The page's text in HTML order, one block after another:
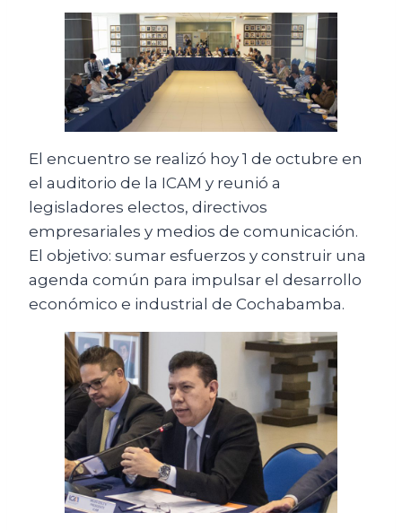
El encuentro se realizó hoy 1 de octubre en
el auditorio de la ICAM y reunió a
legisladores electos, directivos
empresariales y medios de comunicación.
El objetivo: sumar esfuerzos y construir una
agenda común para impulsar el desarrollo
económico e industrial de Cochabamba.